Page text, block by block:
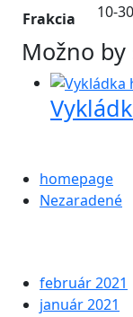
Frakcia 10-
Možno
homepage
Nezaradené
február 2021
január 2021